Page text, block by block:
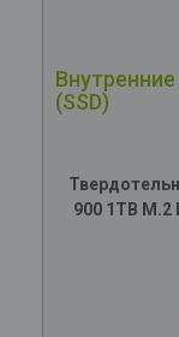
(SSD)
900 1TB M.2